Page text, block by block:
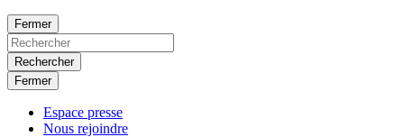
Fermer
Rechercher
Fermer
Espace presse
Nous rejoindre